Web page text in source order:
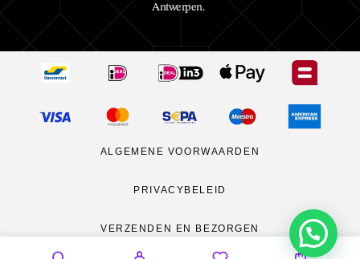
Antwerpen.
ALGEMENE VOORWAARDEN
PRIVACYBELEID
VERZENDEN EN BEZORGEN